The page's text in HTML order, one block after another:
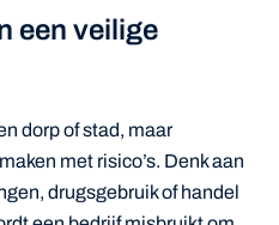
een veilige
dorp of stad, maar
met risico’s. Denk aan
drugsgebruik of handel